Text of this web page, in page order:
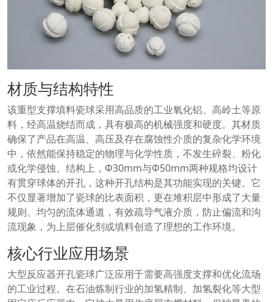
材质与结构特性
该重型支撑填料瓷球采用高品质的工业氧化铝、高岭土等原
料，经高温烧结而成，具有极高的机械强度和硬度。其材质
确保了产品在高温、高压及存在腐蚀性介质的复杂化学环境
中，依然能保持稳定的物理与化学性质，不发生碎裂、粉化
或化学侵蚀。结构上，Φ30mm与Φ50mm两种规格均设计
有贯穿球体的开孔，这种开孔结构是其功能实现的关键。它
不仅显著增加了瓷球的比表面积，更在堆积层中形成了大量
规则、均匀的流体通道，有效疏导气液介质，防止偏流和沟
流现象，为上层催化剂或填料创造了理想的工作环境。
核心行业应用场景
大型反应器开孔瓷球广泛应用于需要高强度支撑和优化流场
的工业过程。在石油炼制行业的加氢精制、加氢裂化等大型